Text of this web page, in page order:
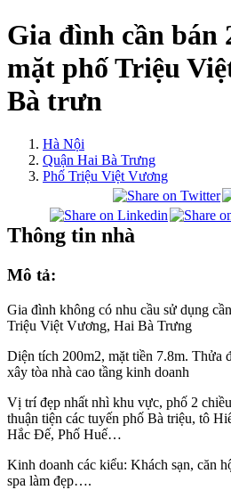
Gia đình cần bán
mặt phố Triệu
Bà trưn
Hà Nội
Quận Hai Bà Trưng
Phố Triệu Việt Vương
Thông tin nhà
Mô tả:
Gia đình không có nhu cầu sử dụng
Triệu Việt Vương, Hai Bà Trưng
Diện tích 200m2, mặt tiền 7.8m. Thửa
xây tòa nhà cao tầng kinh doanh
Vị trí đẹp nhất nhì khu vực, phố 2
thuận tiện các tuyến phố Bà triệu, tô
Hắc Đế, Phố Huế…
Kinh doanh các kiểu: Khách sạn, căn
spa làm đẹp….